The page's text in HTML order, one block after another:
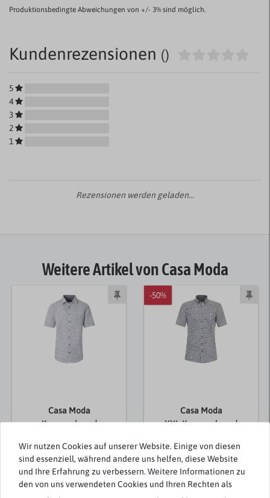
Produktionsbedingte Abweichungen von +/- 3% sind möglich.
Kundenrezensionen ()
5
4
3
2
1
Rezensionen werden geladen...
Weitere Artikel von Casa Moda
Casa Moda
Kurzarmhemd
grau Muster
44,99 € *
-50%
Casa Moda
XXL Kurzarmhemd
weiß
49,99 €
25,00 € *
Wir nutzen Cookies auf unserer Website. Einige von diesen
sind essenziell, während andere uns helfen, diese Website
und Ihre Erfahrung zu verbessern. Weitere Informationen zu
den von uns verwendeten Cookies und Ihren Rechten als